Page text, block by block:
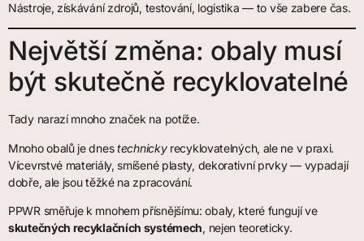
Nástroje, získávání zdrojů, testování, logistika — to vše zabere čas.
Největší změna: obaly musí
být skutečně recyklovatelné
Tady narazí mnoho značek na potíže.
Mnoho obalů je dnestechnickyrecyklovatelných, ale ne v praxi.
Vícevrstvé materiály, smíšené plasty, dekorativní prvky — vypadají
dobře, ale jsou těžké na zpracování.
PPWR směřuje k mnohem přísnějšímu: obaly, které fungují ve
skutečných recyklačních systémech, nejen teoreticky.